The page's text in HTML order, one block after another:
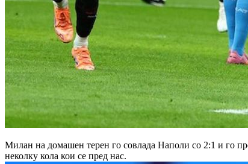
Милан на домашен терен го совлада Наполи со 2:1 и го
неколку кола кои се пред нас.